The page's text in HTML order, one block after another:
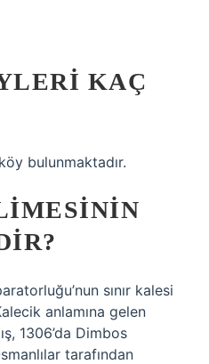
KAÇ
bulunmaktadır.
sınır kalesi
anlamına gelen
1306’da Dimbos
tarafından